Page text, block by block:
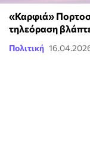
«Καρφιά»
τηλεόραση
Πολιτική